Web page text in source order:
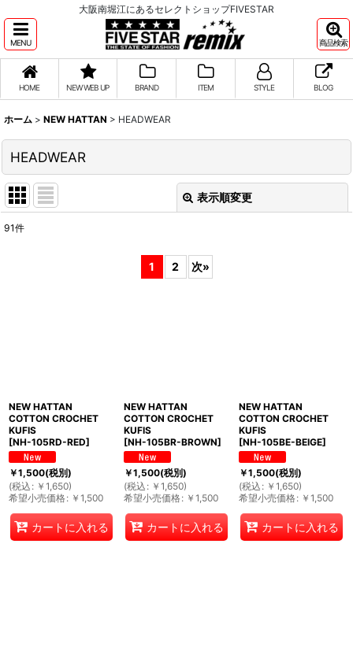
大阪南堀江にあるセレクトショップFIVESTAR
MENU 商品検索
HOME NEW WEB UP BRAND ITEM STYLE BLOG
ホーム > NEW HATTAN > HEADWEAR
HEADWEAR
表示順変更
91件
1 2 次»
NEW HATTAN
COTTON CROCHET
KUFIS
[NH-105RD-RED]
￥1,500(税別)
(税込 : ￥ 1,650)
希望小売価格: ￥ 1,500
カートに入れる
NEW HATTAN
COTTON CROCHET
KUFIS
[NH-105BR-BROWN]
￥1,500(税別)
(税込 : ￥ 1,650)
希望小売価格: ￥ 1,500
カートに入れる
NEW HATTAN
COTTON CROCHET
KUFIS
[NH-105BE-BEIGE]
￥1,500(税別)
(税込 : ￥ 1,650)
希望小売価格: ￥ 1,500
カートに入れる